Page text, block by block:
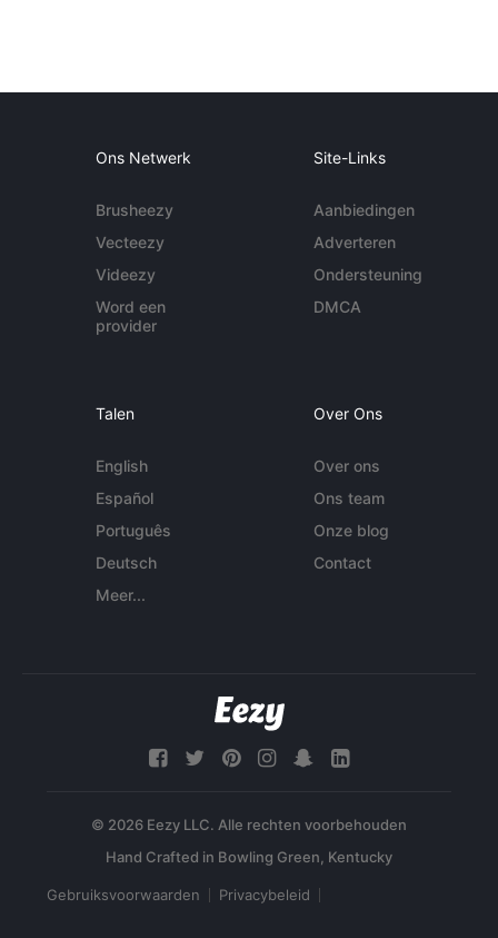
Ons Netwerk
Brusheezy
Vecteezy
Videezy
Word een
provider
Site-Links
Aanbiedingen
Adverteren
Ondersteuning
DMCA
Talen
English
Español
Português
Deutsch
Meer...
Over Ons
Over ons
Ons team
Onze blog
Contact
© 2026 Eezy LLC. Alle rechten voorbehouden
Gebruiksvoorwaarden Privacybeleid